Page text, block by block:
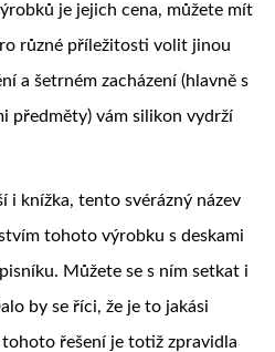
je jejich cena, můžete mít
různé příležitosti volit jinou
a šetrném zacházení (hlavně s
předměty) vám silikon vydrží
i knížka, tento svérázný název
tohoto výrobku s deskami
Můžete se s ním setkat i
by se říci, že je to jakási
řešení je totiž zpravidla